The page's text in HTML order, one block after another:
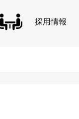
採用情報